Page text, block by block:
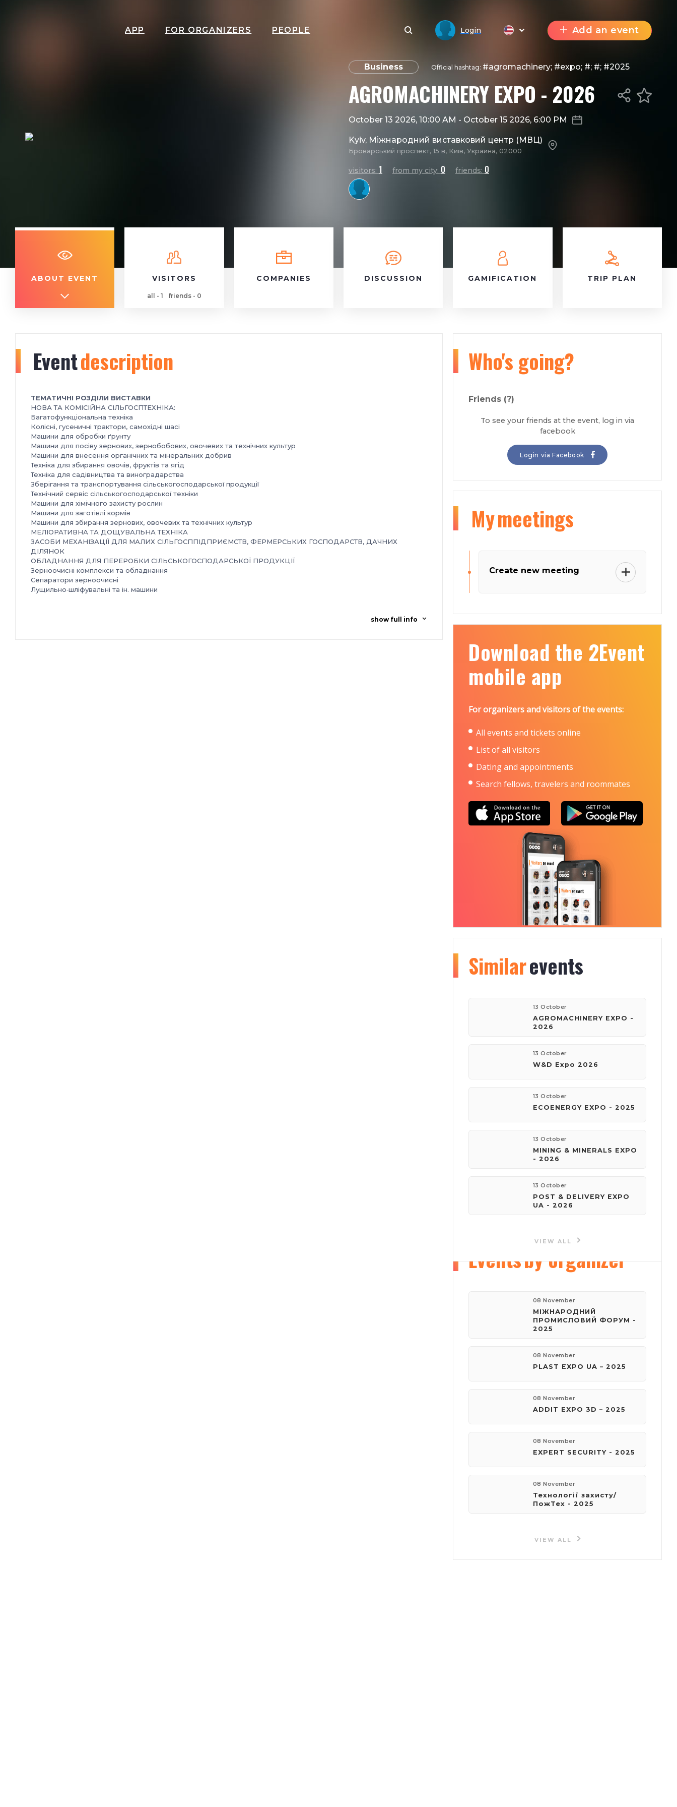
APP FOR ORGANIZERS PEOPLE Login Add an event
Business Official hashtag: #agromachinery; #expo; #; #; #2025
AGROMACHINERY EXPO - 2026
October 13 2026, 10:00 AM - October 15 2026, 6:00 PM
Kyiv, Міжнародний виставковий центр (МВЦ)
Броварський проспект, 15 в, Київ, Украина, 02000
visitors: 1 from my city: 0 friends: 0
ABOUT EVENT VISITORS
all - 1 friends - 0
COMPANIES DISCUSSION GAMIFICATION TRIP PLAN
Eventdescription
ТЕМАТИЧНІ РОЗДІЛИ ВИСТАВКИ
НОВА ТА КОМІСІЙНА СІЛЬГОСПТЕХНІКА:
Багатофункціональна техніка
Колісні, гусеничні трактори, самохідні шасі
Машини для обробки ґрунту
Машини для посіву зернових, зернобобових, овочевих та технічних культур
Машини для внесення органічних та мінеральних добрив
Техніка для збирання овочів, фруктів та ягід
Техніка для садівництва та виноградарства
Зберігання та транспортування сільськогосподарської продукції
Технічний сервіс сільськогосподарської техніки
Машини для хімічного захисту рослин
Машини для заготівлі кормів
Машини для збирання зернових, овочевих та технічних культур
МЕЛІОРАТИВНА ТА ДОЩУВАЛЬНА ТЕХНІКА
ЗАСОБИ МЕХАНІЗАЦІЇ ДЛЯ МАЛИХ СІЛЬГОСППІДПРИЄМСТВ, ФЕРМЕРСЬКИХ ГОСПОДАРСТВ, ДАЧНИХ
ДІЛЯНОК
ОБЛАДНАННЯ ДЛЯ ПЕРЕРОБКИ СІЛЬСЬКОГОСПОДАРСЬКОЇ ПРОДУКЦІЇ
Зерноочисні комплекси та обладнання
Сепаратори зерноочисні
Лущильно‑шліфувальні та ін. машини
show full info
Who's going?
Friends (?)
To see your friends at the event, log in via
facebook
Login via Facebook
Mymeetings
Create new meeting
Download the 2Event
mobile app
For organizers and visitors of the events:
All events and tickets online
List of all visitors
Dating and appointments
Search fellows, travelers and roommates
Organizerinfo
150
phone:
e-mail:
reklama@iec-expo.com.ua
Visit website
Eventsby organizer
08 November
МІЖНАРОДНИЙ
ПРОМИСЛОВИЙ ФОРУМ -
2025
08 November
PLAST EXPO UA – 2025
08 November
ADDIT EXPO 3D – 2025
08 November
EXPERT SECURITY - 2025
08 November
Технології захисту/
ПожТех - 2025
VIEW ALL
Similarevents
13 October
AGROMACHINERY EXPO -
2026
13 October
W&D Expo 2026
13 October
ECOENERGY EXPO - 2025
13 October
MINING & MINERALS EXPO
- 2026
13 October
POST & DELIVERY EXPO
UA - 2026
VIEW ALL